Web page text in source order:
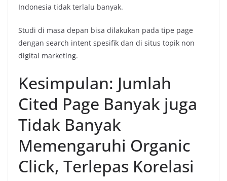
Indonesia tidak terlalu banyak.
Studi di masa depan bisa dilakukan pada tipe page
dengan search intent spesifik dan di situs topik non
digital marketing.
Kesimpulan: Jumlah
Cited Page Banyak juga
Tidak Banyak
Memengaruhi Organic
Click, Terlepas Korelasi